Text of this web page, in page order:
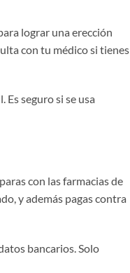
lograr una erección
con tu médico si tienes
seguro si se usa
con las farmacias de
y además pagas contra
bancarios. Solo